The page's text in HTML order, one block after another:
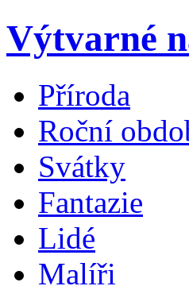
Výtvarné
Příroda
Roční
Svátky
Fantazie
Lidé
Malíři